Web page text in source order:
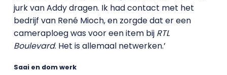
jurk van Addy dragen. Ik had contact met het
bedrijf van René Mioch, en zorgde dat er een
cameraploeg was voor een item bij RTL
Boulevard. Het is allemaal netwerken.’
Saai en dom werk